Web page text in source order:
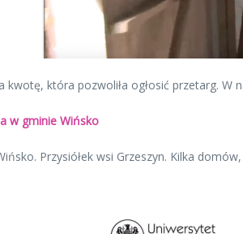
kwotę, która pozwoliła ogłosić przetarg.
w gminie Wińsko
Przysiółek wsi Grzeszyn. Kilka